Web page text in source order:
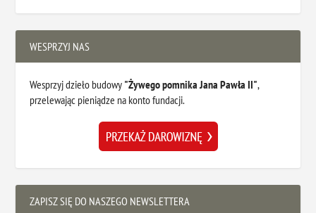
WESPRZYJ NAS
Wesprzyj dzieło budowy "Żywego pomnika Jana Pawła II",
przelewając pieniądze na konto fundacji.
ZAPISZ SIĘ DO NASZEGO NEWSLETTERA